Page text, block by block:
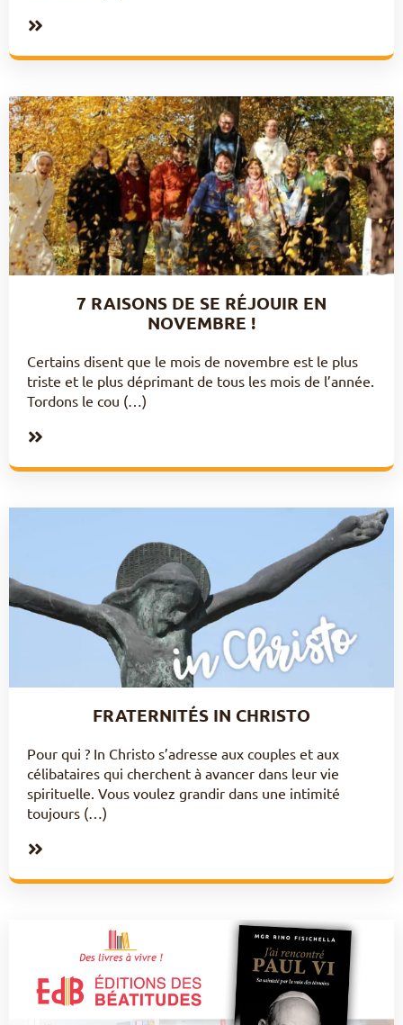
7 RAISONS DE SE RÉJOUIR EN
NOVEMBRE !
Certains disent que le mois de novembre est le plus
triste et le plus déprimant de tous les mois de l’année.
Tordons le cou (…)
FRATERNITÉS IN CHRISTO
Pour qui ? In Christo s’adresse aux couples et aux
célibataires qui cherchent à avancer dans leur vie
spirituelle. Vous voulez grandir dans une intimité
toujours (…)